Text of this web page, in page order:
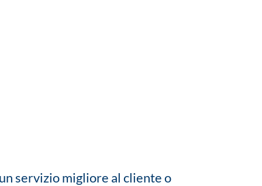
servizio migliore al cliente o